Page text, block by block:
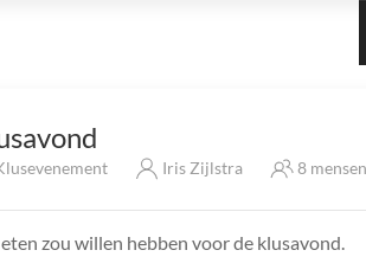
Iris Zijlstra 8
zou willen hebben voor de klusavond.